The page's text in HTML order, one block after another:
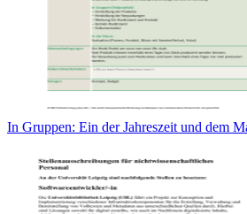
In Gruppen: Ein der Jahreszeit und dem